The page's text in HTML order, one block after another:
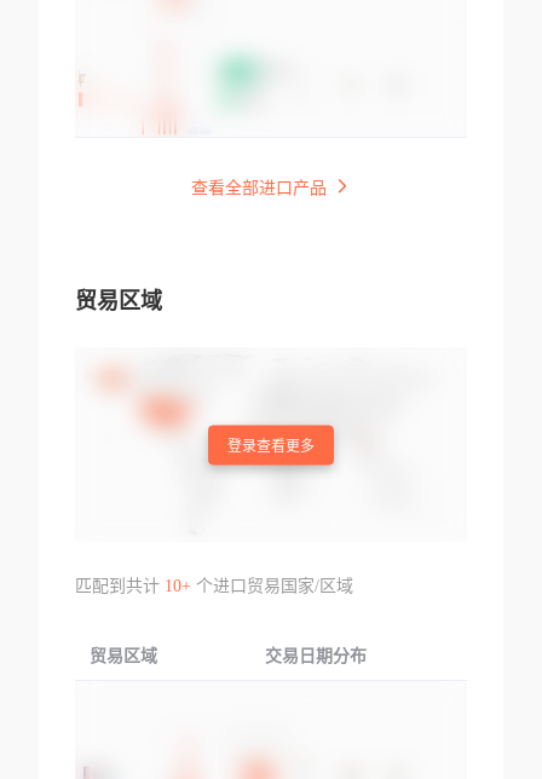
查看全部进口产品
贸易区域
登录查看更多
匹配到共计 10+个进口贸易国家/区域
贸易区域 交易日期分布